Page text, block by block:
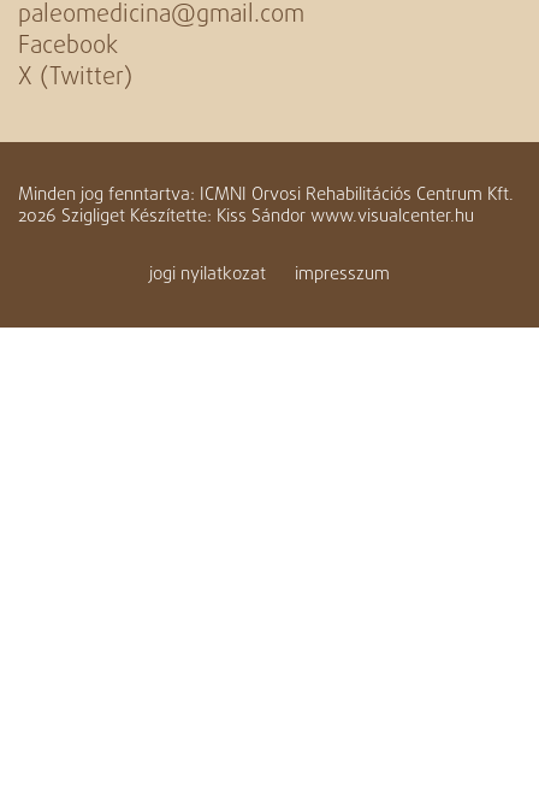
paleomedicina@gmail.com
Facebook
X (Twitter)
Minden jog fenntartva: ICMNI Orvosi Rehabilitációs Centrum Kft.
2026 Szigliget Készítette: Kiss Sándor www.visualcenter.hu
jogi nyilatkozat impresszum